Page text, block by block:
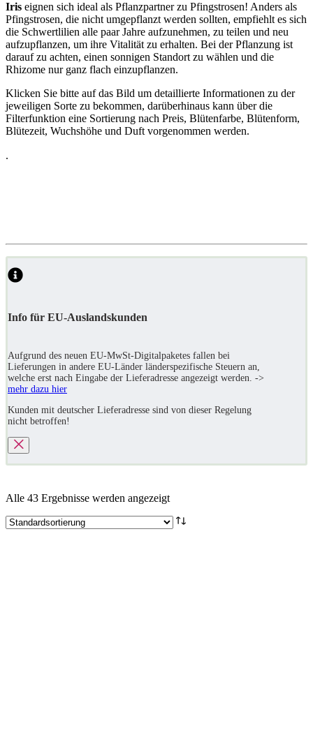
Iris eignen sich ideal als Pflanzpartner zu Pfingstrosen! Anders als
Pfingstrosen, die nicht umgepflanzt werden sollten, empfiehlt es sich
die Schwertlilien alle paar Jahre aufzunehmen, zu teilen und neu
aufzupflanzen, um ihre Vitalität zu erhalten. Bei der Pflanzung ist
darauf zu achten, einen sonnigen Standort zu wählen und die
Rhizome nur ganz flach einzupflanzen.
Klicken Sie bitte auf das Bild um detaillierte Informationen zu der
jeweiligen Sorte zu bekommen, darüberhinaus kann über die
Filterfunktion eine Sortierung nach Preis, Blütenfarbe, Blütenform,
Blütezeit, Wuchshöhe und Duft vorgenommen werden.
.
Info für EU-Auslandskunden
Aufgrund des neuen EU-MwSt-Digitalpaketes fallen bei
Lieferungen in andere EU-Länder länderspezifische Steuern an,
welche erst nach Eingabe der Lieferadresse angezeigt werden. ->
mehr dazu hier
Kunden mit deutscher Lieferadresse sind von dieser Regelung
nicht betroffen!
Alle 43 Ergebnisse werden angezeigt